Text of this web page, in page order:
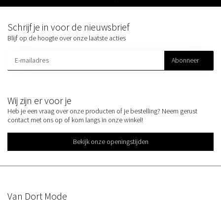
Wij zijn er voor je
Heb je een vraag over onze producten of je bestelling? Neem gerust
contact met ons op of kom langs in onze winkel!
Bekijk onze openingstijden
Schrijf je in voor de nieuwsbrief
Blijf op de hoogte over onze laatste acties
Abonneer
Van Dort Mode